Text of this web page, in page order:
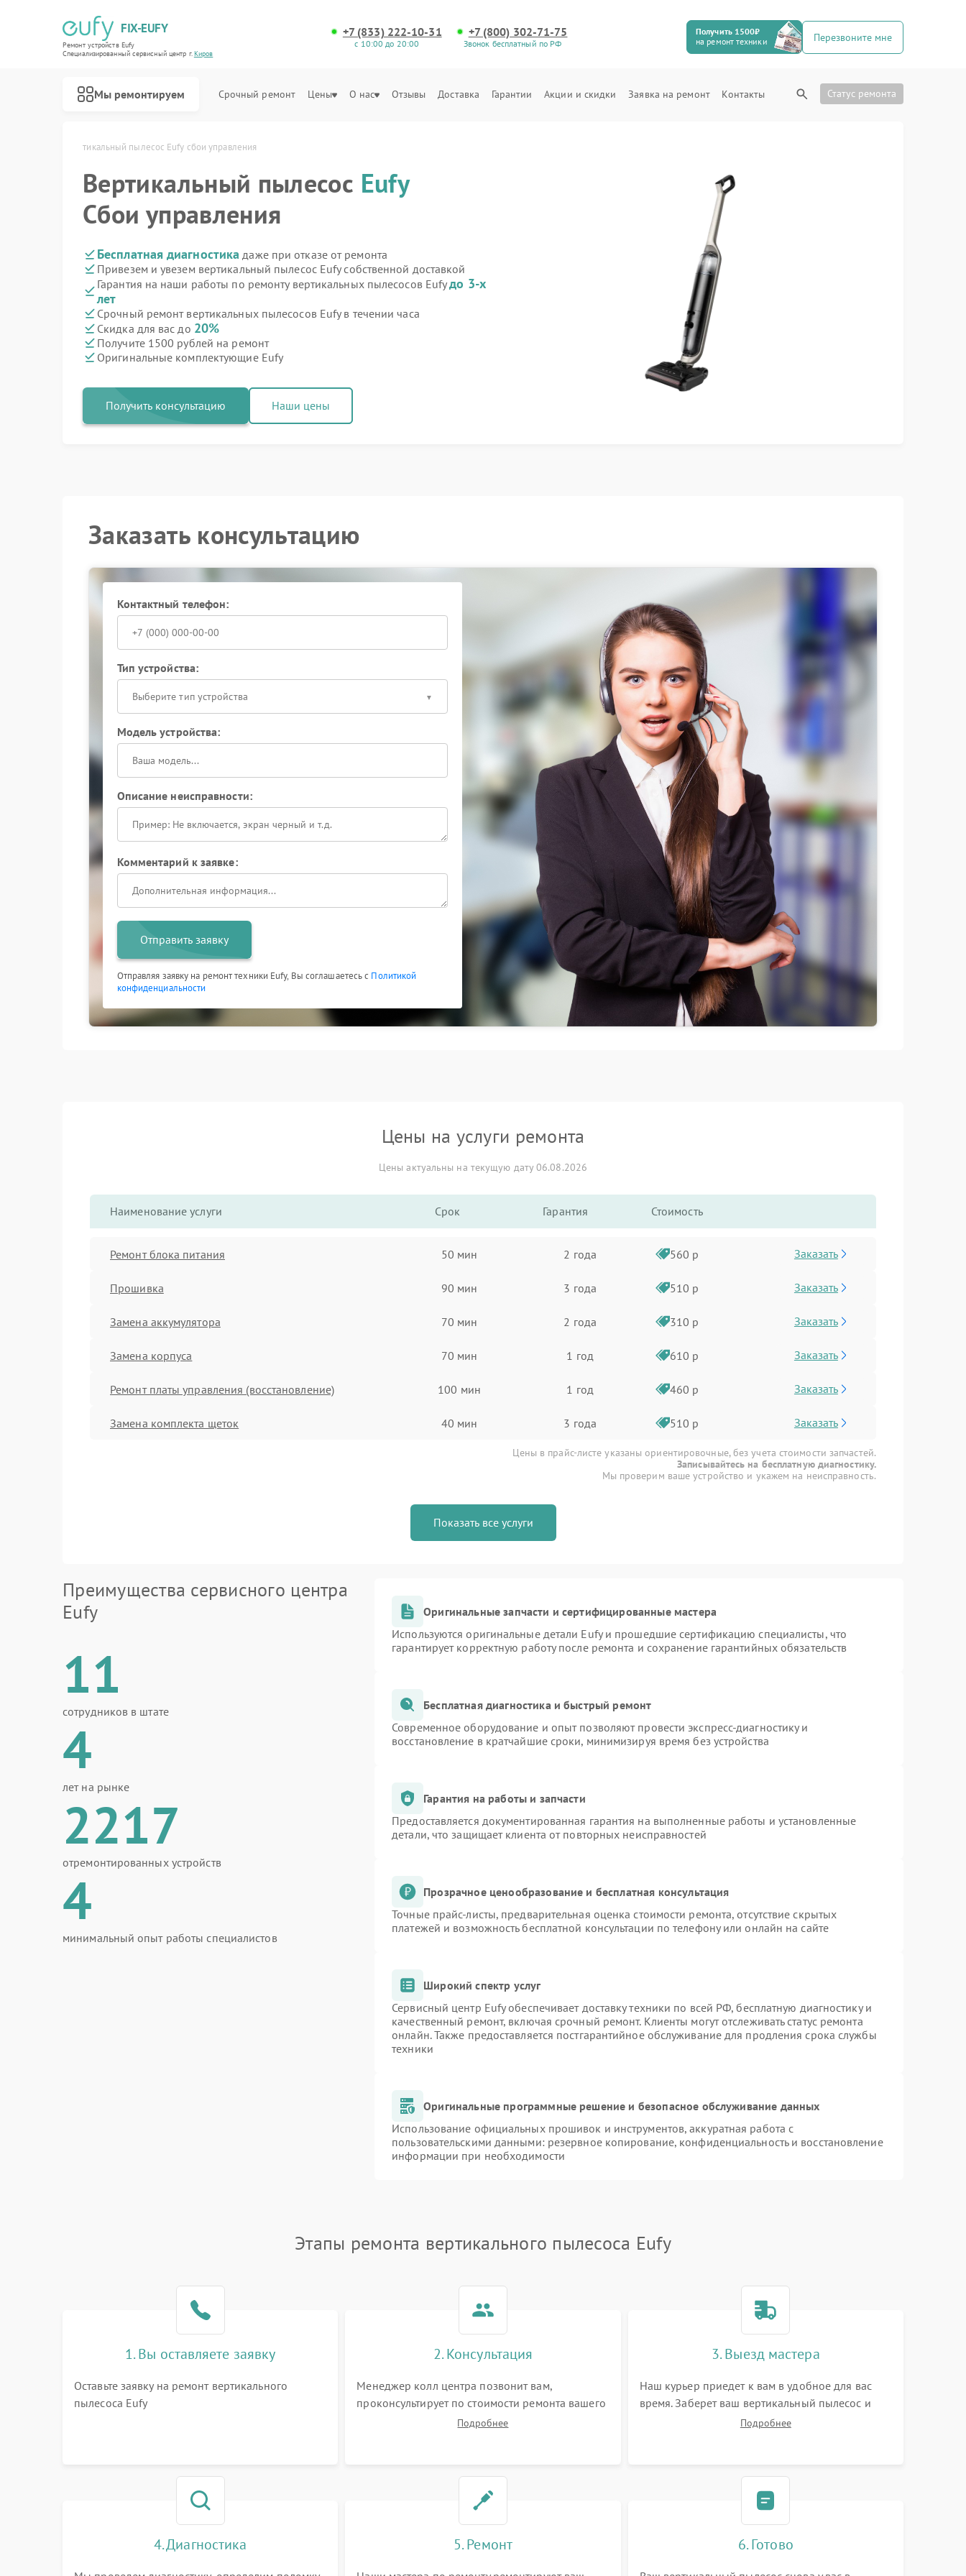
FIX-EUFY
Ремонт устройств Eufy
Специализированный cервисный центр г.Киров
+7 (833) 222-10-31
с 10:00 до 20:00
+7 (800) 302-71-75
Звонок бесплатный по РФ
Получить 1500₽
на ремонт техники
Перезвоните мне
Мы ремонтируем Срочный ремонт Цены О нас Отзывы Доставка Гарантии Акции и скидки Заявка на ремонт Контакты Статус ремонта
Вертикальный пылесос Eufy сбои управления
Вертикальный пылесос Eufy
Сбои управления
Бесплатная диагностика даже при отказе от ремонта
Привезем и увезем вертикальный пылесос Eufy собственной доставкой
Гарантия на наши работы по ремонту вертикальных пылесосов Eufyдо 3-х
лет
Срочный ремонт вертикальных пылесосов Eufy в течении часа
Скидка для вас до 20%
Получите 1500 рублей на ремонт
Оригинальные комплектующие Eufy
Получить консультацию Наши цены
Заказать консультацию
Контактный телефон:
Тип устройства:
Выберите тип устройства
Модель устройства:
Описание неисправности:
Комментарий к заявке:
Отправить заявку
Отправляя заявку на ремонт техники Eufy, Вы соглашаетесь с Политикой
конфиденциальности
Цены на услуги ремонта
Цены актуальны на текущую дату 06.08.2026
Наименование услуги Срок Гарантия Стоимость
Ремонт блока питания 50 мин 2 года 560 р Заказать
Прошивка 90 мин 3 года 510 р Заказать
Замена аккумулятора 70 мин 2 года 310 р Заказать
Замена корпуса 70 мин 1 год 610 р Заказать
Ремонт платы управления (восстановление) 100 мин 1 год 460 р Заказать
Замена комплекта щеток 40 мин 3 года 510 р Заказать
Цены в прайс-листе указаны ориентировочные, без учета стоимости запчастей.
Записывайтесь на бесплатную диагностику.
Мы проверим ваше устройство и укажем на неисправность.
Показать все услуги
Преимущества сервисного центра
Eufy
11
сотрудников в штате
4
лет на рынке
2217
отремонтированных устройств
4
минимальный опыт работы специалистов
Оригинальные запчасти и сертифицированные мастера
Используются оригинальные детали Eufy и прошедшие сертификацию специалисты, что
гарантирует корректную работу после ремонта и сохранение гарантийных обязательств
Бесплатная диагностика и быстрый ремонт
Современное оборудование и опыт позволяют провести экспресс-диагностику и
восстановление в кратчайшие сроки, минимизируя время без устройства
Гарантия на работы и запчасти
Предоставляется документированная гарантия на выполненные работы и установленные
детали, что защищает клиента от повторных неисправностей
Прозрачное ценообразование и бесплатная консультация
Точные прайс-листы, предварительная оценка стоимости ремонта, отсутствие скрытых
платежей и возможность бесплатной консультации по телефону или онлайн на сайте
Широкий спектр услуг
Сервисный центр Eufy обеспечивает доставку техники по всей РФ, бесплатную диагностику и
качественный ремонт, включая срочный ремонт. Клиенты могут отслеживать статус ремонта
онлайн. Также предоставляется постгарантийное обслуживание для продления срока службы
техники
Оригинальные программные решение и безопасное обслуживание данных
Использование официальных прошивок и инструментов, аккуратная работа с
пользовательскими данными: резервное копирование, конфиденциальность и восстановление
информации при необходимости
Этапы ремонта вертикального пылесоса Eufy
1. Вы оставляете заявку
Оставьте заявку на ремонт вертикального
пылесоса Eufy
2. Консультация
Менеджер колл центра позвонит вам,
проконсультирует по стоимости ремонта вашего
вертикального пылесоса а также ответит на все
Подробнее
3. Выезд мастера
Наш курьер приедет к вам в удобное для вас
время. Заберет ваш вертикальный пылесос и
привезет на склад для диагностики.
Подробнее
4. Диагностика 5. Ремонт 6. Готово